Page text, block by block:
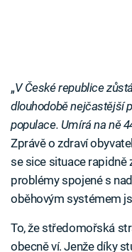
„V České republice
dlouhodobě nejčastější
populace. Umírá na ně
Zprávě o zdraví
se sice situace rapidně
problémy spojené s
oběhovým systémem
To, že středomořská
obecně ví. Jenže díky